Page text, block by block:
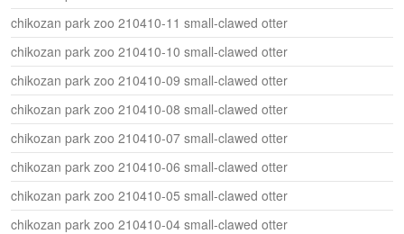
chikozan park zoo 210410-11 small-clawed otter
chikozan park zoo 210410-10 small-clawed otter
chikozan park zoo 210410-09 small-clawed otter
chikozan park zoo 210410-08 small-clawed otter
chikozan park zoo 210410-07 small-clawed otter
chikozan park zoo 210410-06 small-clawed otter
chikozan park zoo 210410-05 small-clawed otter
chikozan park zoo 210410-04 small-clawed otter